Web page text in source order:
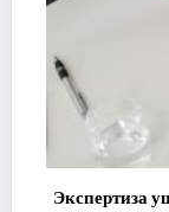
Экспертиза